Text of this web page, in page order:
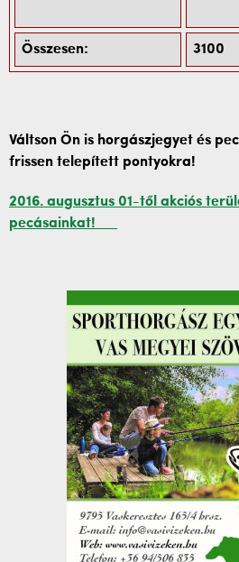
Összesen: 3100
Váltson Ön is horgászjegyet és
frissen telepített pontyokra!
2016. augusztus 01-től akciós
pecásainkat!